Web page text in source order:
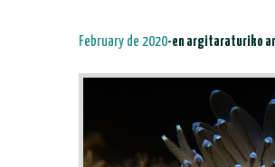
February de 2020-en argitaraturiko